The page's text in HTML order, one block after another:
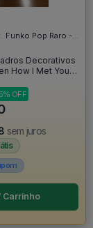
Funko Pop Raro - SP
Decorativos
How I Met Your
OFF
sem juros
Carrinho